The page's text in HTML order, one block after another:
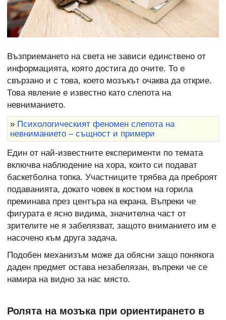
Възприемането на света не зависи единствено от
информацията, която достига до очите. То е
свързано и с това, което мозъкът очаква да открие.
Това явление е известно като слепота на
невниманието.
» Психологическият феномен слепота на
невниманието – същност и примери
Един от най-известните експерименти по темата
включва наблюдение на хора, които си подават
баскетболна топка. Участниците трябва да преброят
подаванията, докато човек в костюм на горила
преминава през центъра на екрана. Въпреки че
фигурата е ясно видима, значителна част от
зрителите не я забелязват, защото вниманието им е
насочено към друга задача.
Подобен механизъм може да обясни защо понякога
даден предмет остава незабелязан, въпреки че се
намира на видно за нас място.
Ролята на мозъка при ориентирането в